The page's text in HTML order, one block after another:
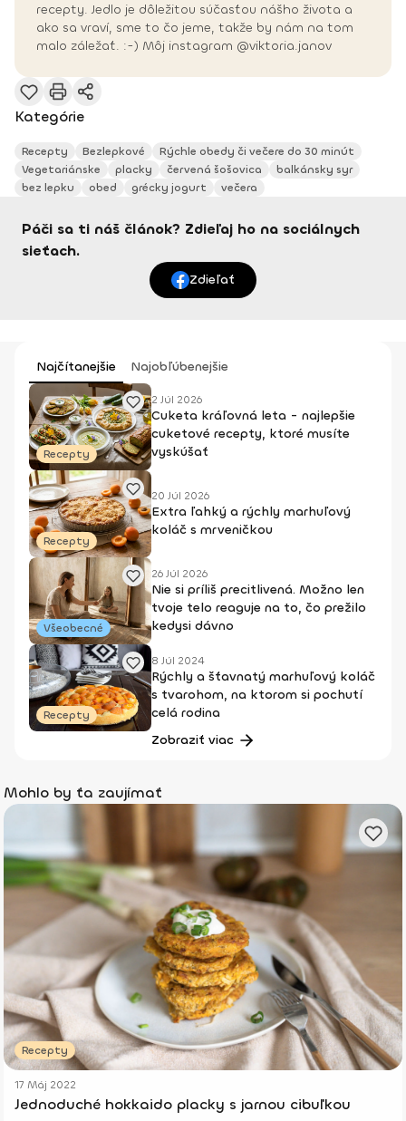
recepty. Jedlo je dôležitou súčasťou nášho života a
ako sa vraví, sme to čo jeme, takže by nám na tom
malo záležať. :-) Môj instagram @viktoria.janov
Kategórie
Recepty Bezlepkové
Rýchle obedy či večere do 30 minút
Vegetariánske
placky červená šošovica
balkánsky syr
bez lepku
obed grécky jogurt večera
Páči sa ti náš článok? Zdieľaj ho na sociálnych
sieťach.
Zdieľať
Najčítanejšie Najobľúbenejšie
Recepty
2 Júl 2026
Cuketa kráľovná leta - najlepšie
cuketové recepty, ktoré musíte
vyskúšať
Recepty
20 Júl 2026
Extra ľahký a rýchly marhuľový
koláč s mrveničkou
Všeobecné
26 Júl 2026
Nie si príliš precitlivená. Možno len
tvoje telo reaguje na to, čo prežilo
kedysi dávno
Recepty
8 Júl 2024
Rýchly a šťavnatý marhuľový koláč
s tvarohom, na ktorom si pochutí
celá rodina
Zobraziť viac
Mohlo by ťa zaujímať
Recepty
17 Máj 2022
Jednoduché hokkaido placky s jarnou cibuľkou